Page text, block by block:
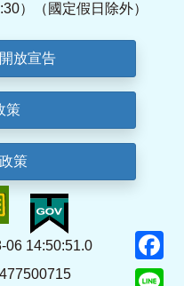
）（國定假日除外）
放宣告
策
策
06 14:50:51.0